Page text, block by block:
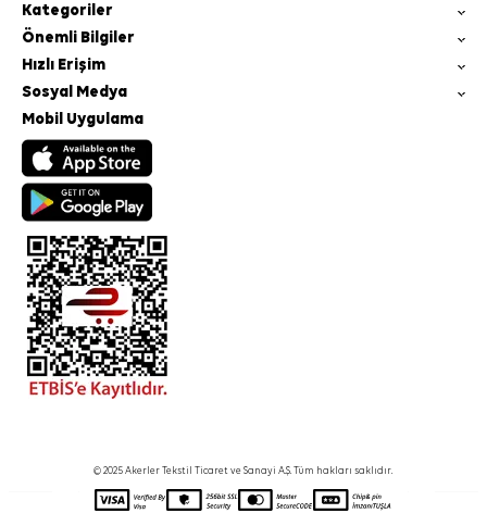
Kategoriler
Önemli Bilgiler
Hızlı Erişim
Sosyal Medya
Mobil Uygulama
© 2025 Akerler Tekstil Ticaret ve Sanayi A.Ş. Tüm hakları saklıdır.